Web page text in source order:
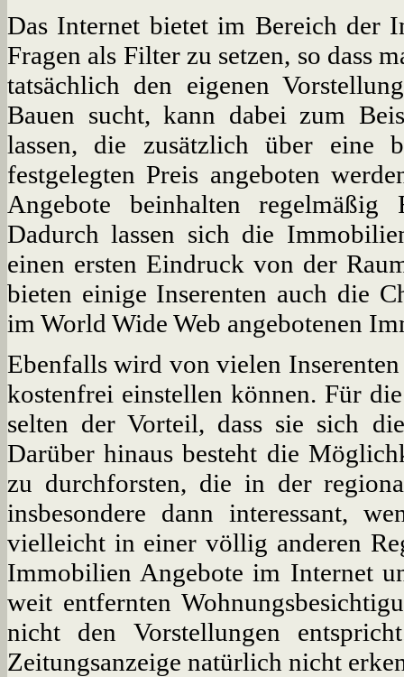
Das Internet bietet im Bereich der
Fragen als Filter zu setzen, so dass
tatsächlich den eigenen
Bauen sucht, kann dabei zum
lassen, die zusätzlich über eine
festgelegten Preis angeboten
Angebote beinhalten
Dadurch lassen sich die
einen ersten Eindruck von der
bieten einige Inserenten auch die
im World Wide Web angebotenen
Ebenfalls wird von vielen
kostenfrei einstellen können. Für
selten der Vorteil, dass sie sich
Darüber hinaus besteht die
zu durchforsten, die in der
insbesondere dann interessant,
vielleicht in einer völlig anderen
Immobilien Angebote im Internet
weit entfernten
nicht den Vorstellungen
Zeitungsanzeige natürlich nicht